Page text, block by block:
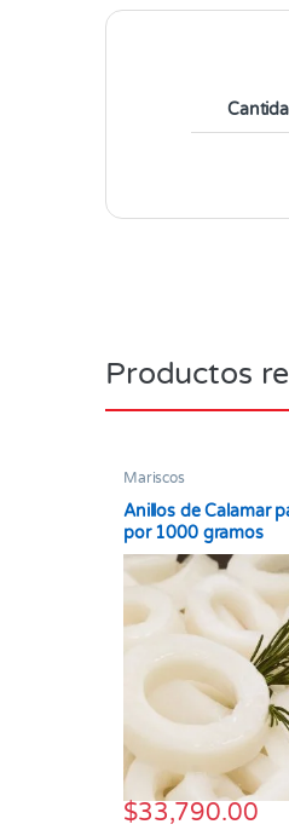
Productos
Mariscos
Anillos de Calamar
por 1000 gramos
$33,790.00